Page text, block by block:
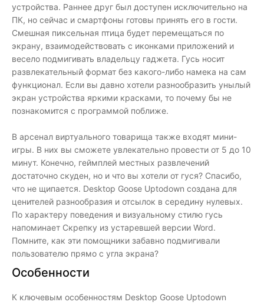
устройства. Раннее друг был доступен исключительно на
ПК, но сейчас и смартфоны готовы принять его в гости.
Смешная пиксельная птица будет перемещаться по
экрану, взаимодействовать с иконками приложений и
весело подмигивать владельцу гаджета. Гусь носит
развлекательный формат без какого-либо намека на сам
функционал. Если вы давно хотели разнообразить унылый
экран устройства яркими красками, то почему бы не
познакомится с программой поближе.
В арсенал виртуального товарища также входят мини-
игры. В них вы сможете увлекательно провести от 5 до 10
минут. Конечно, геймплей местных развлечений
достаточно скуден, но и что вы хотели от гуся? Спасибо,
что не щипается. Desktop Goose Uptodown создана для
ценителей разнообразия и отсылок в середину нулевых.
По характеру поведения и визуальному стилю гусь
напоминает Скрепку из устаревшей версии Word.
Помните, как эти помощники забавно подмигивали
пользователю прямо с угла экрана?
Особенности
К ключевым особенностям Desktop Goose Uptodown